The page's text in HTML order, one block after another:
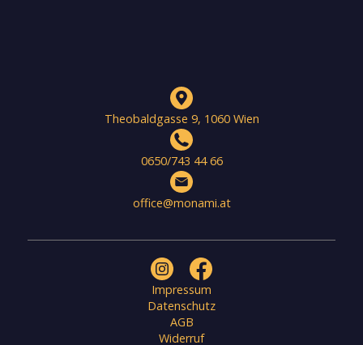
Theobaldgasse 9, 1060 Wien
0650/743 44 66
office@monami.at
Impressum
Datenschutz
AGB
Widerruf